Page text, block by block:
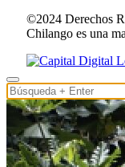
©2024 Derechos
Chilango es una